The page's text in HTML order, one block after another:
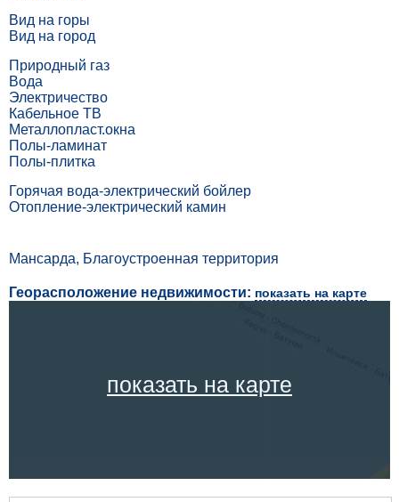
Вид на горы
Вид на город
Природный газ
Вода
Электричество
Кабельное ТВ
Металлопласт.окна
Полы-ламинат
Полы-плитка
Горячая вода-электрический бойлер
Отопление-электрический камин
Мансарда, Благоустроенная территория
Георасположение недвижимости: показать на карте
показать на карте